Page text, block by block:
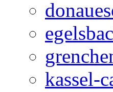
kassel-